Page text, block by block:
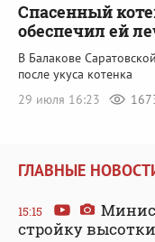
Спасенный
обеспечил ей
В Балакове
после укуса котенка
29 июля 16:23
ГЛАВНЫЕ
15:15
стройку